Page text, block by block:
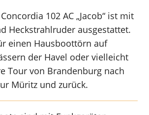
102 AC „Jacob“ ist mit
Heckstrahlruder ausgestattet.
einen Hausboottörn auf
der Havel oder vielleicht
Tour von Brandenburg nach
Müritz und zurück.